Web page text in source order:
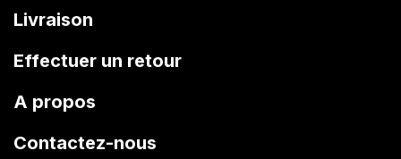
Livraison
Effectuer un retour
A propos
Contactez-nous